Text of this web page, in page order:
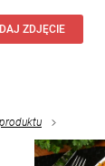
ZDJĘCIE